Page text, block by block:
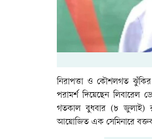
নিরাপত্তা ও কৌশলগত ঝুঁকির
পরামর্শ দিয়েছেন লিবারেল
গতকাল বুধবার (৮ জুলাই)
আয়োজিত এক সেমিনারে